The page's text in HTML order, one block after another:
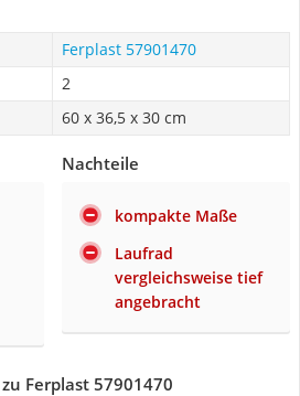
Ferplast 57901470
2
60 x 36,5 x 30 cm
Nachteile
kompakte Maße
Laufrad
vergleichsweise tief
angebracht
Ferplast 57901470